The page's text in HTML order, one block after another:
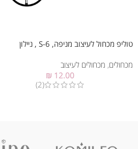
טוליפ מכחול לעיצוב מניפה, 6-S , ניילון
מכחולים, מכחולים לעיצוב
₪ 12.00
(2)